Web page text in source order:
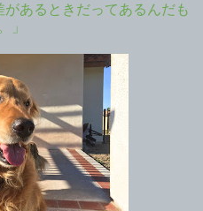
あるときだってあるんだも
」